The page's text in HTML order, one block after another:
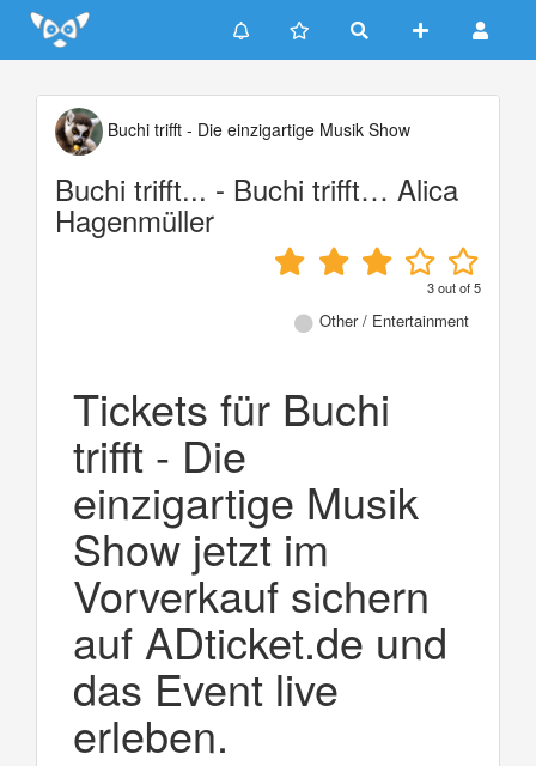
Update cookies preferences
Buchi trifft - Die einzigartige Musik Show
Buchi trifft... - Buchi trifft… Alica
Hagenmüller
3out of5
Other / Entertainment
Tickets für Buchi
trifft - Die
einzigartige Musik
Show jetzt im
Vorverkauf sichern
auf ADticket.de und
das Event live
erleben.